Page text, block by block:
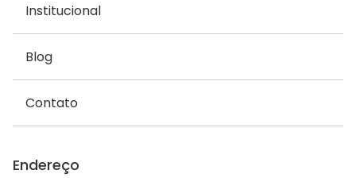
Institucional
Blog
Contato
Endereço